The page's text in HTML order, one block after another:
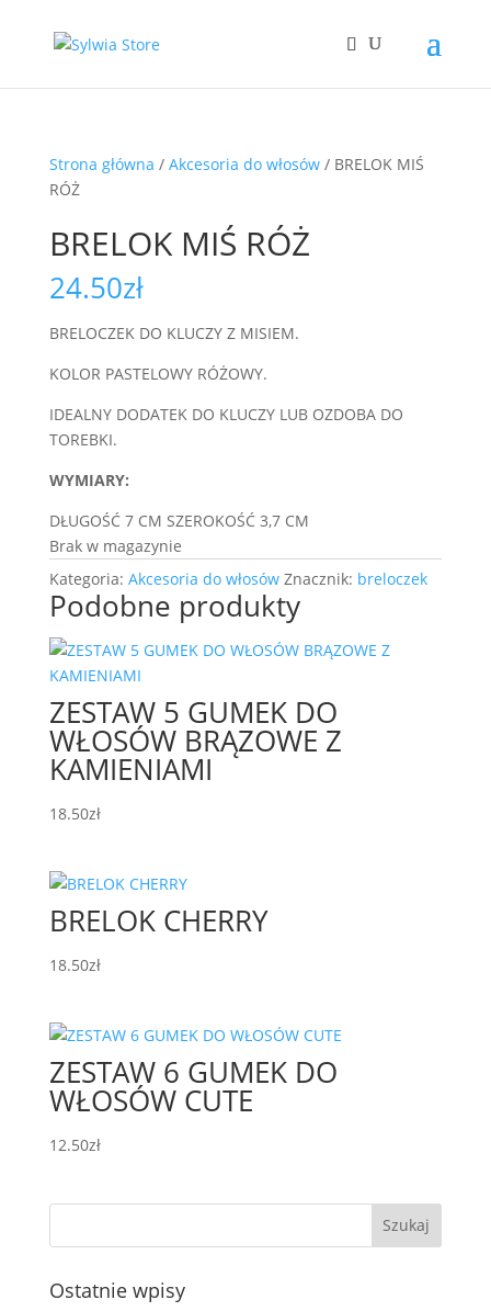
Strona główna / Akcesoria do włosów/ BRELOK MIŚ
RÓŻ
BRELOK MIŚ RÓŻ
24.50zł
BRELOCZEK DO KLUCZY Z MISIEM.
KOLOR PASTELOWY RÓŻOWY.
IDEALNY DODATEK DO KLUCZY LUB OZDOBA DO
TOREBKI.
WYMIARY:
DŁUGOŚĆ 7 CM SZEROKOŚĆ 3,7 CM
Brak w magazynie
Kategoria: Akcesoria do włosów Znacznik: breloczek
Podobne produkty
ZESTAW 5 GUMEK DO
WŁOSÓW BRĄZOWE Z
KAMIENIAMI
18.50zł
BRELOK CHERRY
18.50zł
ZESTAW 6 GUMEK DO
WŁOSÓW CUTE
12.50zł
Ostatnie wpisy